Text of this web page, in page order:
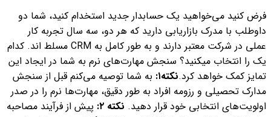
فرض کنید می‌خواهید یک حسابدار جدید استخدام کنید، شما دو
داوطلب با مدرک بازاریابی دارید که هر دو، سه سال تجربه کار
عملی در شرکت معتبر دارند و به طور کامل به CRM مسلط اند. کدام
یک را انتخاب میکنید؟ سنجش مهارت‌های نرم به شما در ایجاد این
تمایز کمک خواهد کرد.نکته۱:
به شما توصیه می‌کنم قبل از سنجش
مدارک تحصیلی و رزومه افراد به طور دقیق، مهارت‌ها نرم را در صدر
اولویت‌های انتخابی خود قرار دهید. نکته ۲:
پیش از فرآیند مصاحبه